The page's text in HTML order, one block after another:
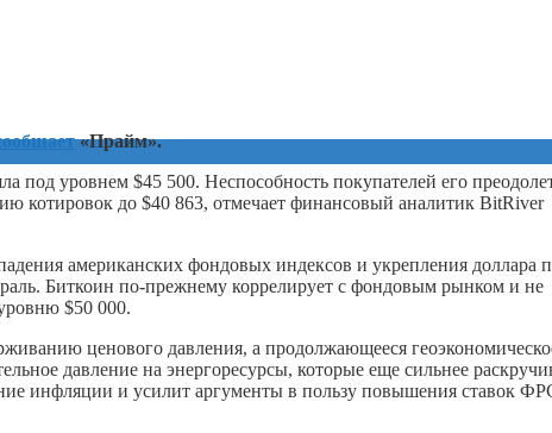
«Прайм».
под уровнем $45 500. Неспособность покупателей его
котировок до $40 863, отмечает финансовый аналитик BitRiver
американских фондовых индексов и укрепления доллара
Биткоин по-прежнему коррелирует с фондовым рынком и не
$50 000.
ценового давления, а продолжающееся
давление на энергоресурсы, которые еще сильнее
инфляции и усилит аргументы в пользу повышения ставок